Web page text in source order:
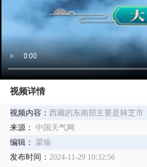
视频详情
视频内容： 西藏的东南部主要是林芝市
来源：
中国天气网
编辑：
梁瑜
发布时间： 2024-11-29 10:32:56